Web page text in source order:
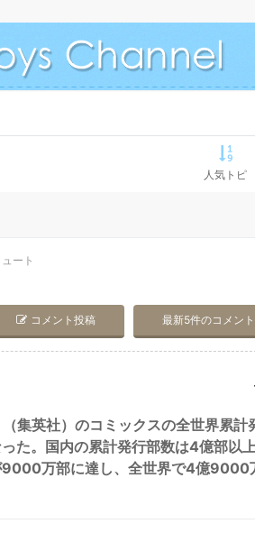
人気トピ
ート
コメント投稿 最新5件のコメント
集英社）のコミックスの全世界累計
。国内の累計発行部数は4億部以上
9000万部に達し、全世界で4億9000